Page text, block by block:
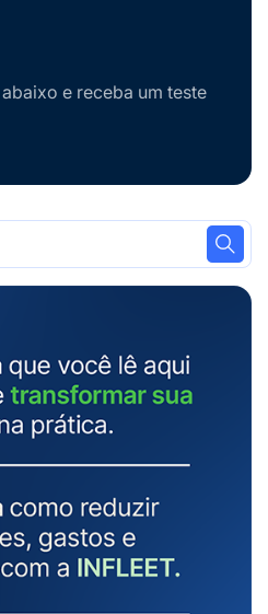
e receba um teste